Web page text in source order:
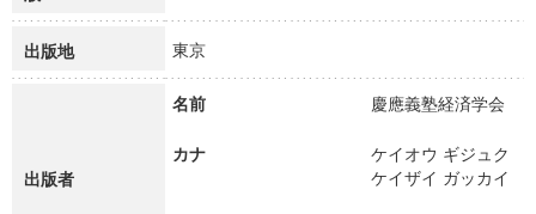
出版地 東京
出版者
名前 慶應義塾経済学会
カナ
ケイオウ ギジュク
ケイザイ ガッカイ